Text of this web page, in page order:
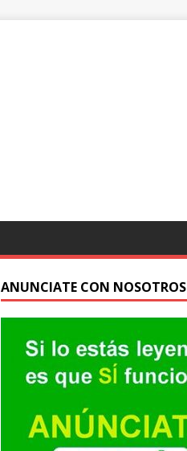
ANUNCIATE CON NOSOTROS